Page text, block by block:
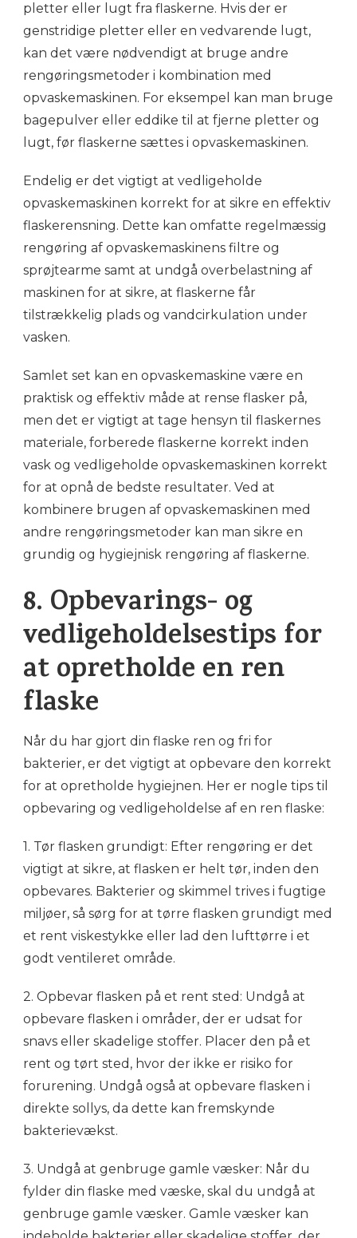
pletter eller lugt fra flaskerne. Hvis der er
genstridige pletter eller en vedvarende lugt,
kan det være nødvendigt at bruge andre
rengøringsmetoder i kombination med
opvaskemaskinen. For eksempel kan man bruge
bagepulver eller eddike til at fjerne pletter og
lugt, før flaskerne sættes i opvaskemaskinen.
Endelig er det vigtigt at vedligeholde
opvaskemaskinen korrekt for at sikre en effektiv
flaskerensning. Dette kan omfatte regelmæssig
rengøring af opvaskemaskinens filtre og
sprøjtearme samt at undgå overbelastning af
maskinen for at sikre, at flaskerne får
tilstrækkelig plads og vandcirkulation under
vasken.
Samlet set kan en opvaskemaskine være en
praktisk og effektiv måde at rense flasker på,
men det er vigtigt at tage hensyn til flaskernes
materiale, forberede flaskerne korrekt inden
vask og vedligeholde opvaskemaskinen korrekt
for at opnå de bedste resultater. Ved at
kombinere brugen af opvaskemaskinen med
andre rengøringsmetoder kan man sikre en
grundig og hygiejnisk rengøring af flaskerne.
8. Opbevarings- og
vedligeholdelsestips for
at opretholde en ren
flaske
Når du har gjort din flaske ren og fri for
bakterier, er det vigtigt at opbevare den korrekt
for at opretholde hygiejnen. Her er nogle tips til
opbevaring og vedligeholdelse af en ren flaske:
1. Tør flasken grundigt: Efter rengøring er det
vigtigt at sikre, at flasken er helt tør, inden den
opbevares. Bakterier og skimmel trives i fugtige
miljøer, så sørg for at tørre flasken grundigt med
et rent viskestykke eller lad den lufttørre i et
godt ventileret område.
2. Opbevar flasken på et rent sted: Undgå at
opbevare flasken i områder, der er udsat for
snavs eller skadelige stoffer. Placer den på et
rent og tørt sted, hvor der ikke er risiko for
forurening. Undgå også at opbevare flasken i
direkte sollys, da dette kan fremskynde
bakterievækst.
3. Undgå at genbruge gamle væsker: Når du
fylder din flaske med væske, skal du undgå at
genbruge gamle væsker. Gamle væsker kan